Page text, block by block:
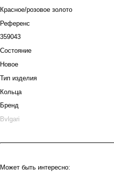
Красное/розовое золото
Референс
359043
Состояние
Новое
Тип изделия
Кольца
Бренд
Bvlgari
Может быть интересно: